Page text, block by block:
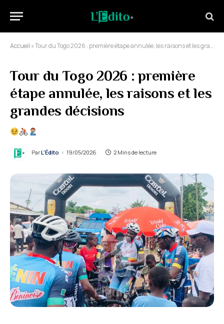
Accueil »Tour du Togo 2026 : première étape annulée, les raisons et les grandes décisions
Tour du Togo 2026 : première
étape annulée, les raisons et les
grandes décisions
ParL'Édito 19/05/2026 2 Mins de lecture